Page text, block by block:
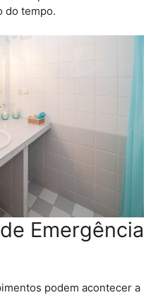
do tempo.
Emergência
podem acontecer a